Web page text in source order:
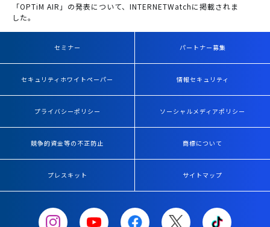
「OPTiM AIR」の発表について、INTERNETWatchに掲載されま
した。
セミナー パートナー募集
セキュリティホワイトペーパー 情報セキュリティ
プライバシーポリシー ソーシャルメディアポリシー
競争的資金等の不正防止 商標について
プレスキット サイトマップ